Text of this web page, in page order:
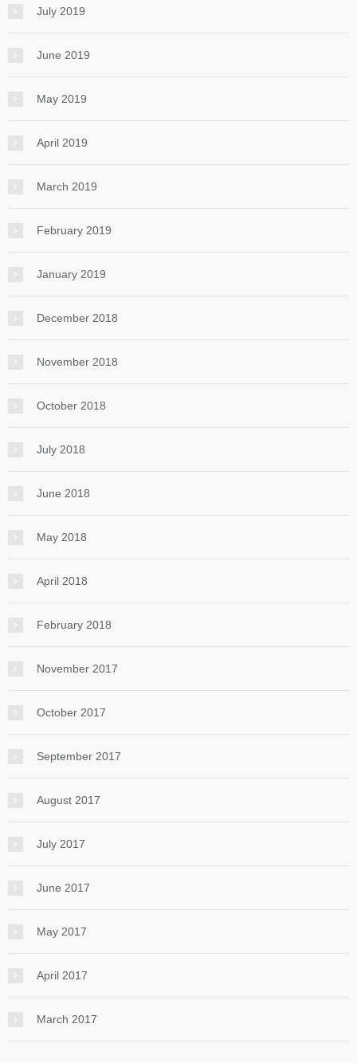
July 2019
June 2019
May 2019
April 2019
March 2019
February 2019
January 2019
December 2018
November 2018
October 2018
July 2018
June 2018
May 2018
April 2018
February 2018
November 2017
October 2017
September 2017
August 2017
July 2017
June 2017
May 2017
April 2017
March 2017